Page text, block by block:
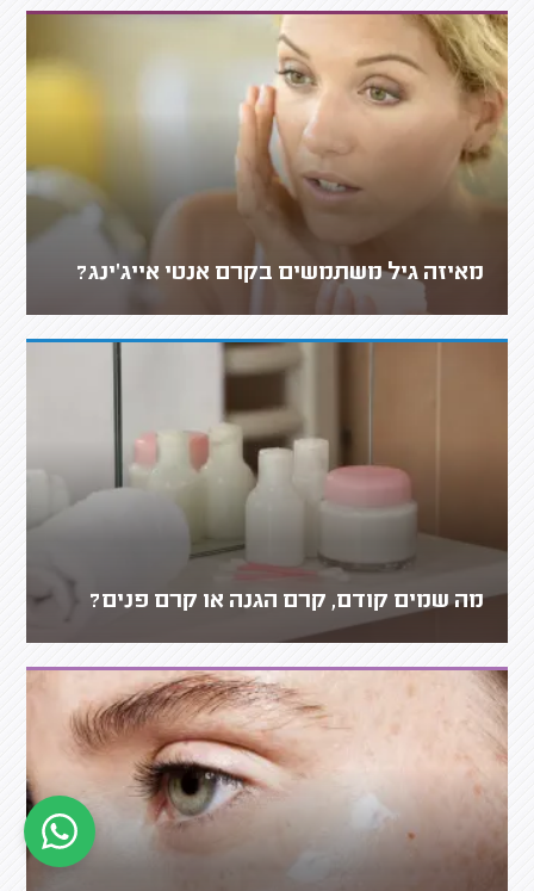
מאיזה גיל משתמשים בקרם אנטי אייג'ינג?
מה שמים קודם, קרם הגנה או קרם פנים?